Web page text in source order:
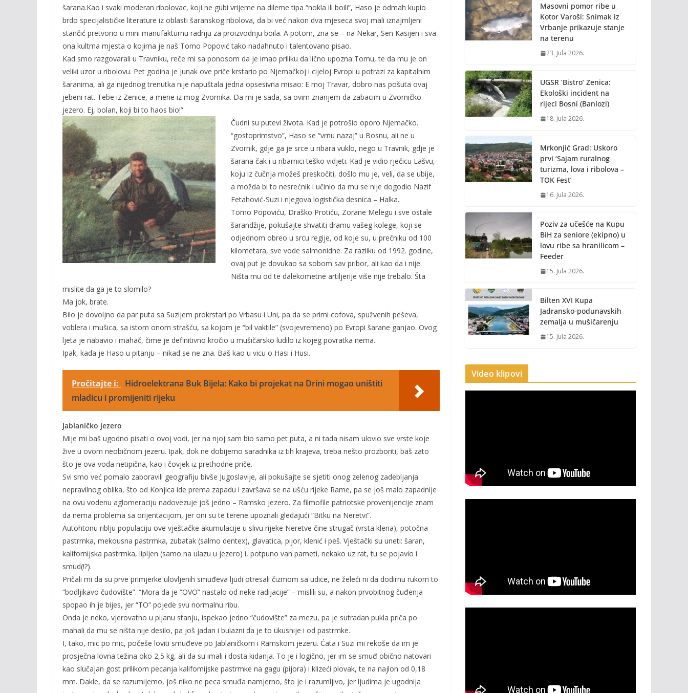
šarana.Kao i svaki moderan ribolovac, koji ne gubi vrijeme na dileme tipa “nokla ili boili”, Haso je odmah kupio
brdo specijalističke literature iz oblasti šaranskog ribolova, da bi već nakon dva mjeseca svoj mali iznajmljeni
stančić pretvorio u mini manufakturnu radnju za proizvodnju boila. A potom, zna se – na Nekar, Sen Kasijen i sva
ona kultrna mjesta o kojima je naš Tomo Popović tako nadahnuto i talentovano pisao.
Kad smo razgovarali u Travniku, reče mi sa ponosom da je imao priliku da lično upozna Tomu, te da mu je on
veliki uzor u ribolovu. Pet godina je junak ove priče krstario po Njemačkoj i cijeloj Evropi u potrazi za kapitalnim
šaranima, ali ga nijednog trenutka nije napuštala jedna opsesivna misao: E moj Travar, dobro nas pošuta ovaj
jebeni rat. Tebe iz Zenice, a mene iz mog Zvornika. Da mi je sada, sa ovim znanjem da zabacim u Zvorničko
jezero. Ej, bolan, koji bi to haos bio!”
Čudni su putevi života. Kad je potrošio oporo Njemačko.
“gostoprimstvo”, Haso se “vrnu nazaj” u Bosnu, ali ne u
Zvornik, gdje ga je srce u ribara vuklo, nego u Travnik, gdje je
šarana čak i u ribarnici teško vidjeti. Kad je vidio rječicu Lašvu,
koju iz čučnja možeš preskočiti, došlo mu je, veli, da se ubije,
a možda bi to nesrećnik i učinio da mu se nije dogodio Nazif
Fetahović-Suzi i njegova logistička desnica – Halka.
Tomo Popoviću, Draško Protiću, Zorane Melegu i sve ostale
šarandžije, pokušajte shvatiti dramu vašeg kolege, koji se
odjednom obreo u srcu regije, od koje su, u prečniku od 100
kilometara, sve vode salmonidne. Za razliku od 1992. godine,
ovaj put je dovukao sa sobom sav pribor, ali kao da i nije.
Ništa mu od te dalekometne artiljerije više nije trebalo. Šta
mislite da ga je to slomilo?
Ma jok, brate.
Bilo je dovoljno da par puta sa Suzijem prokrstari po Vrbasu i Uni, pa da se primi cofova, spužvenih peševa,
voblera i mušica, sa istom onom strašću, sa kojom je “bil vaktile” (svojevremeno) po Evropi šarane ganjao. Ovog
ljeta je nabavio i mahač, čime je definitivno kročio u mušičarsko ludilo iz kojeg povratka nema.
Ipak, kada je Haso u pitanju – nikad se ne zna. Baš kao u vicu o Hasi i Husi.
Pročitajte i:
Hidroelektrana Buk Bijela: Kako bi projekat na Drini mogao uništiti
mladicu i promijeniti rijeku
Jablaničko jezero
Mije mi baš ugodno pisati o ovoj vodi, jer na njoj sam bio samo pet puta, a ni tada nisam ulovio sve vrste koje
žive u ovom neobičnom jezeru. Ipak, dok ne dobijemo saradnika iz tih krajeva, treba nešto prozboriti, baš zato
što je ova voda netipična, kao i čovjek iz prethodne priče.
Svi smo već pomalo zaboravili geografiju bivše Jugoslavije, ali pokušajte se sjetiti onog zelenog zadebljanja
nepravilnog oblika, što od Konjica ide prema zapadu i završava se na ušću rijeke Rame, pa se još malo zapadnije
na ovu vodenu aglomeraciju nadovezuje još jedno – Ramsko jezero. Za filmofile patriotske provenijencije znam
da nema problema sa orijentacijom, jer oni su te terene upoznali gledajući “Bitku na Neretvi”.
Autohtonu riblju populaciju ove vještačke akumulacije u slivu rijeke Neretve čine strugač (vrsta klena), potočna
pastrmka, mekousna pastrmka, zubatak (salmo dentex), glavatica, pijor, klenić i peš. Vještački su uneti: šaran,
kalifornijska pastrmka, lipljen (samo na ulazu u jezero) i, potpuno van pameti, nekako uz rat, tu se pojavio i
smud(!?).
Pričali mi da su prve primjerke ulovljenih smuđeva ljudi otresali čizmom sa udice, ne želeći ni da dodirnu rukom to
“bodljikavo čudovište”. “Mora da je “OVO” nastalo od neke radijacije” – mislili su, a nakon prvobitnog čuđenja
spopao ih je bijes, jer “TO” pojede svu normalnu ribu.
Onda je neko, vjerovatno u pijanu stanju, ispekao jedno “čudovište” za mezu, pa je sutradan pukla priča po
mahali da mu se ništa nije desilo, pa još jadan i bulazni da je to ukusnije i od pastrmke.
I, tako, mic po mic, počeše loviti smuđeve po Jablaničkom i Ramskom jezeru. Ćata i Suzi mi rekoše da im je
prosječna lovna težina oko 2,5 kg, ali da su imali i dosta kidanja. To je i logično, jer im se smuđ obično natovari
kao slučajan gost prilikom pecanja kalifomijske pastrmke na gagu (pijora) i klizeći plovak, te na najlon od 0,18
mm. Dakle, da se razumijemo, još niko ne peca smuđa namjerno, što je i razumljivo, jer ljudima je ugodnija
Masovni pomor ribe u
Kotor Varoši: Snimak iz
Vrbanje prikazuje stanje
na terenu
23. Jula 2026.
UGSR ‘Bistro’ Zenica:
Ekološki incident na
rijeci Bosni (Banlozi)
18. Jula 2026.
Mrkonjić Grad: Uskoro
prvi ‘Sajam ruralnog
turizma, lova i ribolova –
TOK Fest’
16. Jula 2026.
Poziv za učešće na Kupu
BiH za seniore (ekipno) u
lovu ribe sa hranilicom –
Feeder
15. Jula 2026.
Bilten XVI Kupa
Jadransko-podunavskih
zemalja u mušičarenju
15. Jula 2026.
Video klipovi